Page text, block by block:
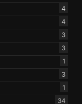
4
4
3
3
1
3
1
34